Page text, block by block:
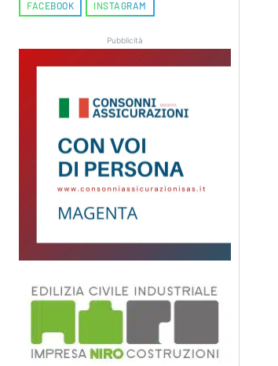
FACEBOOK INSTAGRAM
Pubblicità